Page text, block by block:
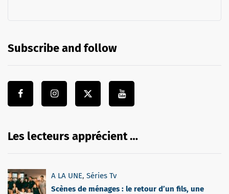
Subscribe and follow
Les lecteurs apprécient …
A LA UNE, Séries Tv
Scènes de ménages : le retour d’un fils, une